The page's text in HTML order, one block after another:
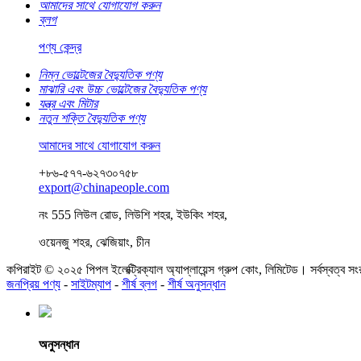
আমাদের সাথে যোগাযোগ করুন
ব্লগ
পণ্য কেন্দ্র
নিম্ন ভোল্টেজের বৈদ্যুতিক পণ্য
মাঝারি এবং উচ্চ ভোল্টেজের বৈদ্যুতিক পণ্য
যন্ত্র এবং মিটার
নতুন শক্তি বৈদ্যুতিক পণ্য
আমাদের সাথে যোগাযোগ করুন
+৮৬-৫৭৭-৬২৭৩০৭৫৮
export@chinapeople.com
নং 555 লিউল রোড, লিউশি শহর, ইউকিং শহর,
ওয়েনজু শহর, ঝেজিয়াং, চীন
কপিরাইট © ২০২৫ পিপল ইলেক্ট্রিক্যাল অ্যাপ্লায়েন্স গ্রুপ কোং, লিমিটেড। সর্বস্বত্ব
জনপ্রিয় পণ্য - সাইটম্যাপ - শীর্ষ ব্লগ - শীর্ষ অনুসন্ধান
অনুসন্ধান